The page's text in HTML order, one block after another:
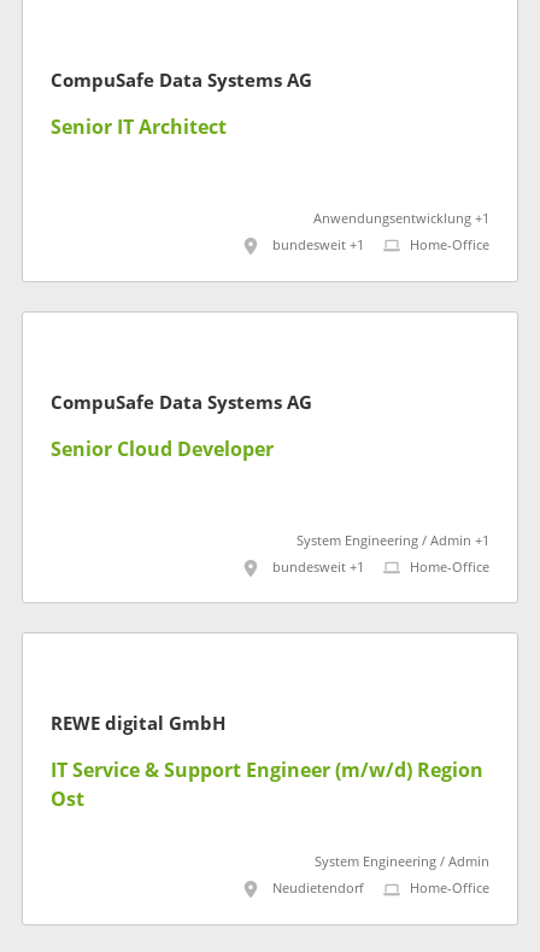
CompuSafe Data Systems AG
Senior IT Architect
Anwendungsentwicklung +1
bundesweit +1
Home-Office
CompuSafe Data Systems AG
Senior Cloud Developer
System Engineering / Admin +1
bundesweit +1
Home-Office
REWE digital GmbH
IT Service & Support Engineer (m/w/d) Region
Ost
System Engineering / Admin
Neudietendorf
Home-Office